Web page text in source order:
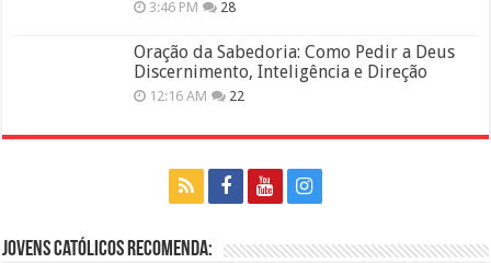
3:46 PM 28
Oração da Sabedoria: Como Pedir a Deus
Discernimento, Inteligência e Direção
12:16 AM 22
Jovens Católicos Recomenda: